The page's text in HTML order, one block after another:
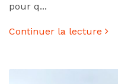
pour q...
Continuer la lecture